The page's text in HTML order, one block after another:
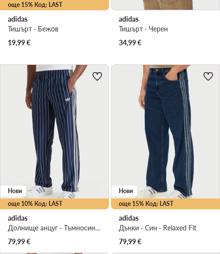
още 15% Код: LAST
adidas
Тишърт · Бежов
19,99€
adidas
Тишърт · Черен
34,99€
още 10% Код: LAST
Нови
adidas
Долнище анцуг · Тъмносин · Regular Fit
79,99€
още 15% Код: LAST
Нови
adidas
Дънки · Син · Relaxed Fit
79,99€